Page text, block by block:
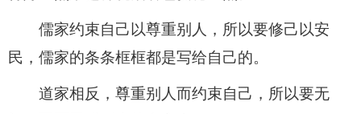
儒家约束自己以尊重别人，所以要修己以安
民，儒家的条条框框都是写给自己的。
​道家相反，尊重别人而约束自己，所以要无